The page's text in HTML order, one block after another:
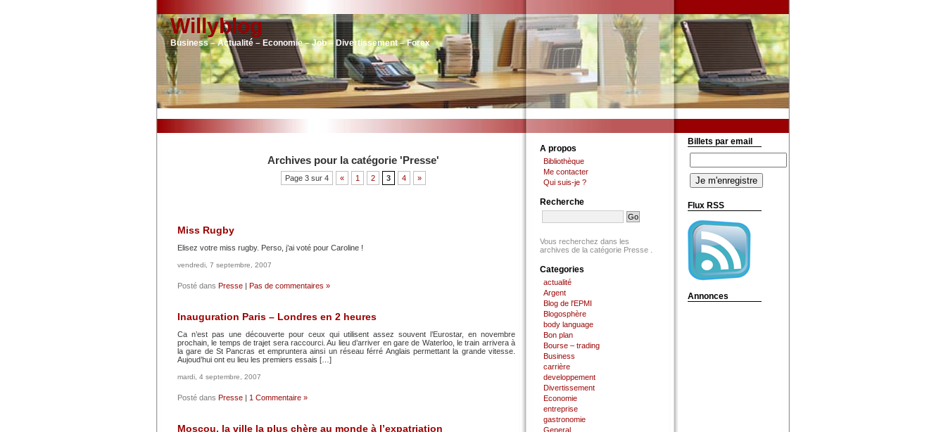
Willyblog
Business – Actualité – Economie – Job – Divertissement – Forex
Archives pour la catégorie 'Presse'
Page 3 sur 4 « 1 2 3 4 »
Miss Rugby
Elisez votre miss rugby. Perso, j’ai voté pour Caroline !
vendredi, 7 septembre, 2007
Posté dans Presse | Pas de commentaires »
Inauguration Paris – Londres en 2 heures
Ca n’est pas une découverte pour ceux qui utilisent assez souvent l’Eurostar, en novembre
prochain, le temps de trajet sera raccourci. Au lieu d’arriver en gare de Waterloo, le train arrivera à
la gare de St Pancras et empruntera ainsi un réseau férré Anglais permettant la grande vitesse.
Aujoud’hui ont eu lieu les premiers essais […]
mardi, 4 septembre, 2007
Posté dans Presse | 1 Commentaire »
Moscou, la ville la plus chère au monde à l’expatriation
A propos
Bibliothèque
Me contacter
Qui suis-je ?
Recherche
Vous recherchez dans les
archives de la catégorie Presse .
Categories
actualité
Argent
Blog de l'EPMI
Blogosphère
body language
Bon plan
Bourse – trading
Business
carrière
developpement
Divertissement
Economie
entreprise
gastronomie
General
Billets par email
Flux RSS
Annonces